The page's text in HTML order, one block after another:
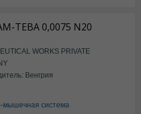
ТЕВА 0,0075 N20
WORKS PRIVATE
Венгрия
мышечная система